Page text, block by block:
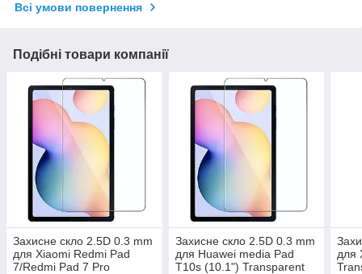
Всі умови повернення
Подібні товари компанії
Захисне скло 2.5D 0.3 mm
для Xiaomi Redmi Pad
7/Redmi Pad 7 Pro
Захисне скло 2.5D 0.3 mm
для Huawei media Pad
T10s (10.1") Transparent
для